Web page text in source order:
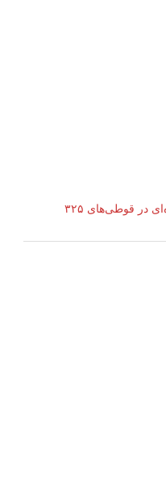
Tropical Gold Fusion ترکیب میوه‌ای در قوطی‌های ۳۲۵